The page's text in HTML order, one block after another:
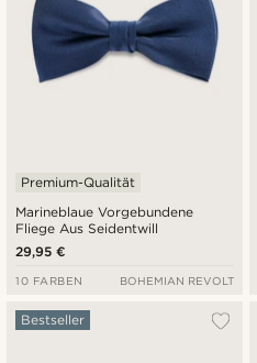
Marineblaue Vorgebundene
Fliege Aus Seidentwill
Premium-Qualität
29,95 €
10 FARBEN BOHEMIAN REVOLT
Bestseller